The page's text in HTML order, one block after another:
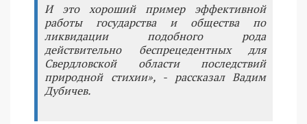
И это хороший пример эффективной
работы государства и общества по
ликвидации подобного рода
действительно беспрецедентных для
Свердловской области последствий
природной стихии», - рассказал Вадим
Дубичев.